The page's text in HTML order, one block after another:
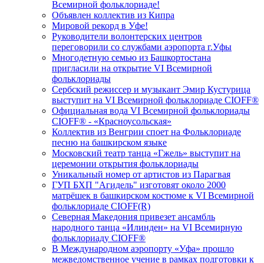
Всемирной фольклориаде!
Объявлен коллектив из Кипра
Мировой рекорд в Уфе!
Руководители волонтерских центров
переговорили со службами аэропорта г.Уфы
Многодетную семью из Башкортостана
пригласили на открытие VI Всемирной
фольклориады
Сербский режиссер и музыкант Эмир Кустурица
выступит на VI Всемирной фольклориаде CIOFF®️
Официальная вода VI Всемирной фольклориады
CIOFF®️ - «Красноусольская»
Коллектив из Венгрии споет на Фольклориаде
песню на башкирском языке
Московский театр танца «Гжель» выступит на
церемонии открытия фольклориады
Уникальный номер от артистов из Парагвая
ГУП БХП "Агидель" изготовят около 2000
матрёшек в башкирском костюме к VI Всемирной
фольклориаде CIOFF(R)
Северная Македония привезет ансамбль
народного танца «Илинден» на VI Всемирную
фольклориаду CIOFF®️
В Международном аэропорту «Уфа» прошло
межведомственное учение в рамках подготовки к